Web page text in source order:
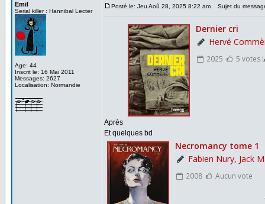
Emil
Serial killer : Hannibal Lecter
Age: 44
Inscrit le: 16 Mai 2011
Messages: 2627
Localisation: Normandie
Posté le: Jeu Aoû 28, 2025 8:22 am Sujet du
Après
Et quelques bd